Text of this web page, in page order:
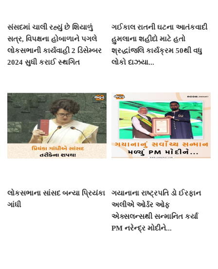
સંસદમાં ચાલી રહ્યું છે શિયાળું
સત્ર, વિપક્ષના હોબાળાને પગલે
લોકસભાની કાર્યવાહી 2 ડિસેમ્બર
2024 સુધી કરાઈ સ્થગિત
ગઈકાલ રાતની ઘટના આતંકવાદી
હુમલાના શહીદો માટે હતો
શ્રદ્ધાંજલિ કાર્યક્રમ 50થી વધુ
લોકો દાઝયા...
લોકસભાના સાંસદ બન્યા પ્રિયંકા
ગાંધી
ગયાનાના રાષ્ટ્રપતિ ડો ઈરફાન
અલીએ ઓર્ડર ઓફ
એક્સલન્સથી સન્માનિત કર્યા
PM નરેન્દ્ર મોદીને...